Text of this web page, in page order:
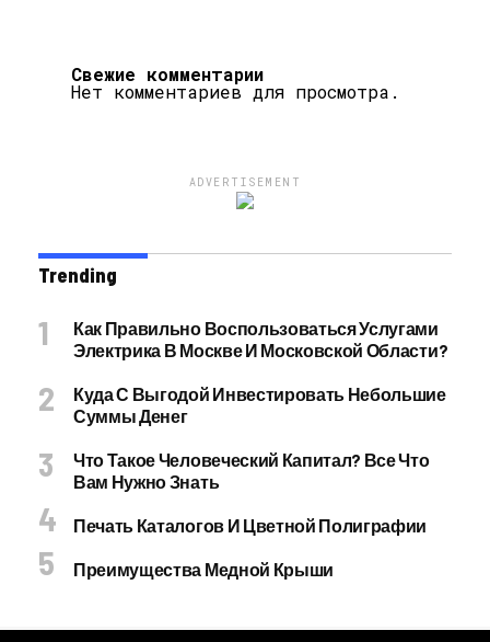
Свежие комментарии
Нет комментариев для просмотра.
ADVERTISEMENT
Trending
Как Правильно Воспользоваться Услугами
Электрика В Москве И Московской Области?
Куда С Выгодой Инвестировать Небольшие
Суммы Денег
Что Такое Человеческий Капитал? Все Что
Вам Нужно Знать
Печать Каталогов И Цветной Полиграфии
Преимущества Медной Крыши